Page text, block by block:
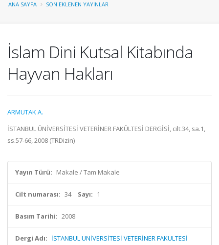
ANA SAYFA SON EKLENEN YAYINLAR
İslam Dini Kutsal Kitabında
Hayvan Hakları
ARMUTAK A.
İSTANBUL ÜNİVERSİTESİ VETERİNER FAKÜLTESİ DERGİSİ, cilt.34, sa.1,
ss.57-66, 2008 (TRDizin)
Yayın Türü: Makale / Tam Makale
Cilt numarası: 34 Sayı: 1
Basım Tarihi: 2008
Dergi Adı: İSTANBUL ÜNİVERSİTESİ VETERİNER FAKÜLTESİ